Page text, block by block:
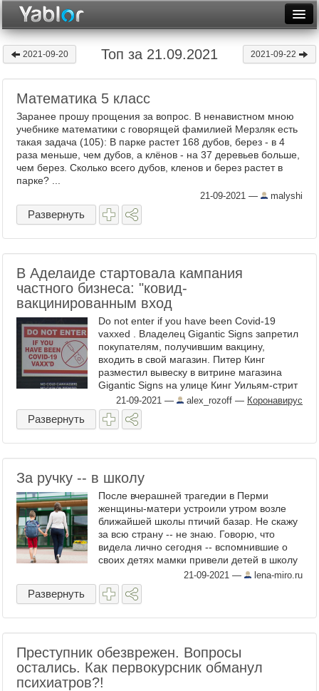
Месяц
Рейтинги
Архив
Видеотоп
2021-09-20 Топ за 21.09.2021 2021-09-22
Математика 5 класс
Заранее прошу прощения за вопрос. В ненавистном мною
учебнике математики с говорящей фамилией Мерзляк есть
такая задача (105): В парке растет 168 дубов, берез - в 4
раза меньше, чем дубов, а клёнов - на 37 деревьев больше,
чем берез. Сколько всего дубов, кленов и берез растет в
парке? ...
21-09-2021 — malyshi
Развернуть
В Аделаиде стартовала кампания
частного бизнеса: "ковид-
вакцинированным вход
Do not enter if you have been Covid-19
vaxxed . Владелец Gigantic Signs запретил
покупателям, получившим вакцину,
входить в свой магазин. Питер Кинг
разместил вывеску в витрине магазина
Gigantic Signs на улице Кинг Уильям-стрит
в Кент-Тауне, Аделаида. Предупреждение
написано жирными ...
21-09-2021 — alex_rozoff — Коронавирус
Развернуть
За ручку -- в школу
После вчерашней трагедии в Перми
женщины-матери устроили утром возле
ближайшей школы птичий базар. Не скажу
за всю страну -- не знаю. Говорю, что
видела лично сегодня -- вспомнившие о
своих детях мамки привели детей в школу
за ручку. Фото: Соцсети И нет -- речь не о
...
21-09-2021 — lena-miro.ru
Развернуть
Преступник обезврежен. Вопросы
остались. Как первокурсник обманул
психиатров?!